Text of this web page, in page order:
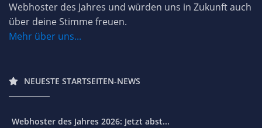
Webhoster des Jahres und würden uns in Zukunft auch
über deine Stimme freuen.
Mehr über uns...
NEUESTE STARTSEITEN-NEWS
Webhoster des Jahres 2026: Jetzt abst...